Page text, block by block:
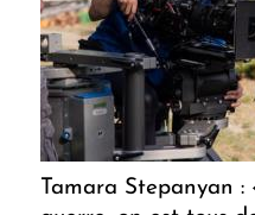
Tamara Stepanyan